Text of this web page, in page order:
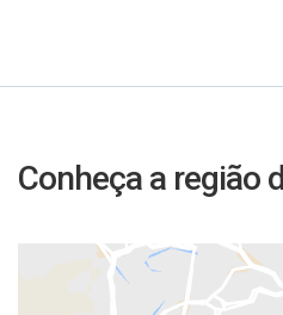
Conheça a região